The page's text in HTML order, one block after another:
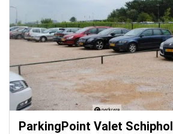
ParkingPoint Valet Schiphol